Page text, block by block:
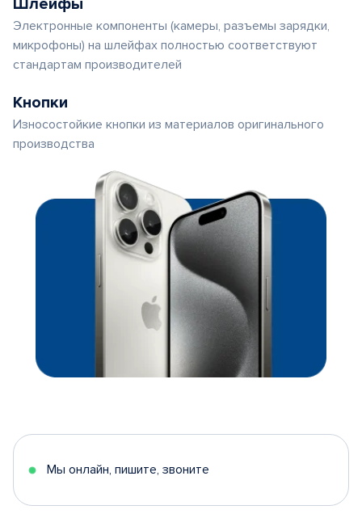
Шлейфы
Электронные компоненты (камеры, разъемы зарядки,
микрофоны) на шлейфах полностью соответствуют
стандартам производителей
Кнопки
Износостойкие кнопки из материалов оригинального
производства
Мы онлайн, пишите, звоните